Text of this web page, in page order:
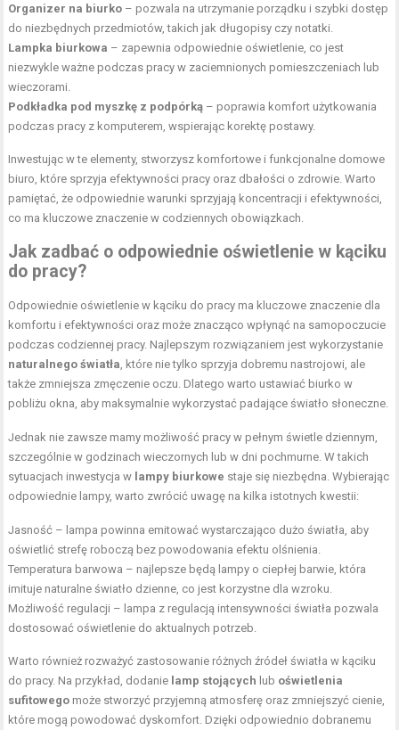
Organizer na biurko – pozwala na utrzymanie porządku i szybki dostęp
do niezbędnych przedmiotów, takich jak długopisy czy notatki.
Lampka biurkowa – zapewnia odpowiednie oświetlenie, co jest
niezwykle ważne podczas pracy w zaciemnionych pomieszczeniach lub
wieczorami.
Podkładka pod myszkę z podpórką – poprawia komfort użytkowania
podczas pracy z komputerem, wspierając korektę postawy.
Inwestując w te elementy, stworzysz komfortowe i funkcjonalne domowe
biuro, które sprzyja efektywności pracy oraz dbałości o zdrowie. Warto
pamiętać, że odpowiednie warunki sprzyjają koncentracji i efektywności,
co ma kluczowe znaczenie w codziennych obowiązkach.
Jak zadbać o odpowiednie oświetlenie w kąciku
do pracy?
Odpowiednie oświetlenie w kąciku do pracy ma kluczowe znaczenie dla
komfortu i efektywności oraz może znacząco wpłynąć na samopoczucie
podczas codziennej pracy. Najlepszym rozwiązaniem jest wykorzystanie
naturalnego światła , które nie tylko sprzyja dobremu nastrojowi, ale
także zmniejsza zmęczenie oczu. Dlatego warto ustawiać biurko w
pobliżu okna, aby maksymalnie wykorzystać padające światło słoneczne.
Jednak nie zawsze mamy możliwość pracy w pełnym świetle dziennym,
szczególnie w godzinach wieczornych lub w dni pochmurne. W takich
sytuacjach inwestycja w lampy biurkowe staje się niezbędna. Wybierając
odpowiednie lampy, warto zwrócić uwagę na kilka istotnych kwestii:
Jasność – lampa powinna emitować wystarczająco dużo światła, aby
oświetlić strefę roboczą bez powodowania efektu olśnienia.
Temperatura barwowa – najlepsze będą lampy o ciepłej barwie, która
imituje naturalne światło dzienne, co jest korzystne dla wzroku.
Możliwość regulacji – lampa z regulacją intensywności światła pozwala
dostosować oświetlenie do aktualnych potrzeb.
Warto również rozważyć zastosowanie różnych źródeł światła w kąciku
do pracy. Na przykład, dodanie lamp stojących lub oświetlenia
sufitowego może stworzyć przyjemną atmosferę oraz zmniejszyć cienie,
które mogą powodować dyskomfort. Dzięki odpowiednio dobranemu